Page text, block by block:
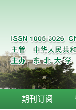
期刊订阅